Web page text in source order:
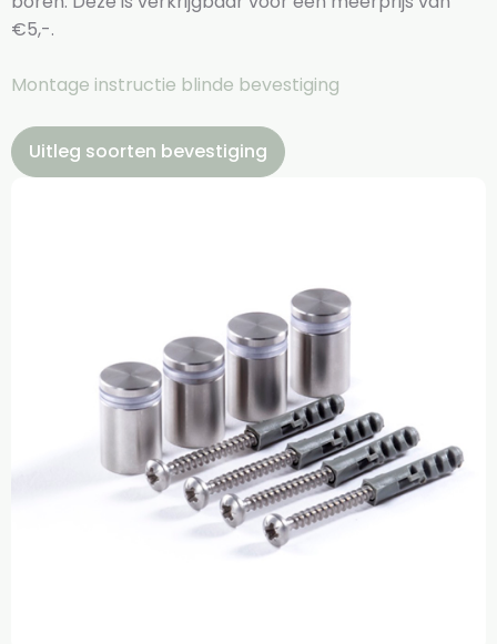
€5,-.
Montage instructie blinde bevestiging
Uitleg soorten bevestiging